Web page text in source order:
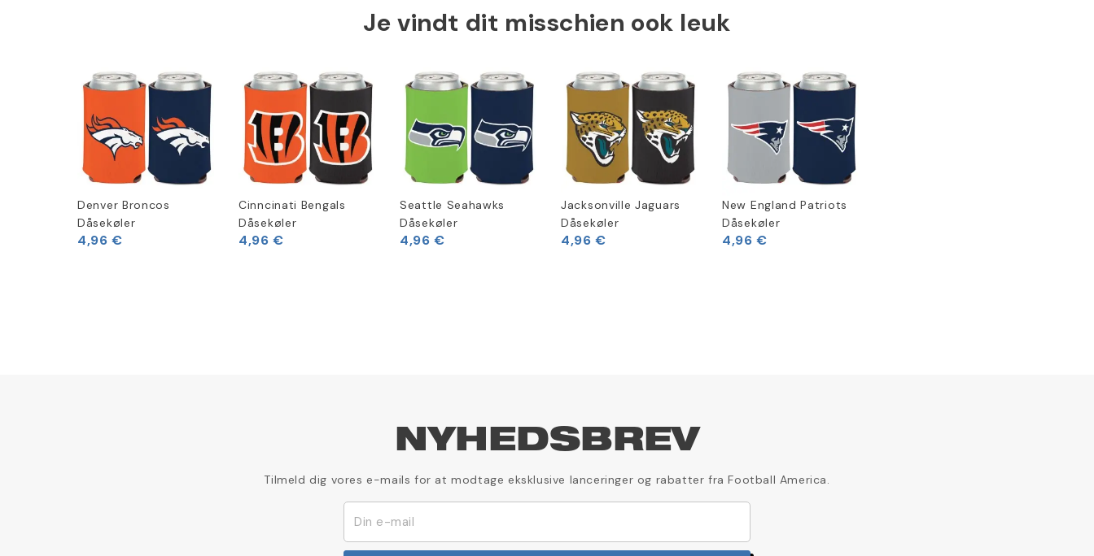
Je vindt dit misschien ook leuk
Denver Broncos
Dåsekøler
4,96 €
Cinncinati Bengals
Dåsekøler
4,96 €
Seattle Seahawks
Dåsekøler
4,96 €
Jacksonville Jaguars
Dåsekøler
4,96 €
New England Patriots
Dåsekøler
4,96 €
NYHEDSBREV
Tilmeld dig vores e-mails for at modtage eksklusive lanceringer og rabatter fra Football America.